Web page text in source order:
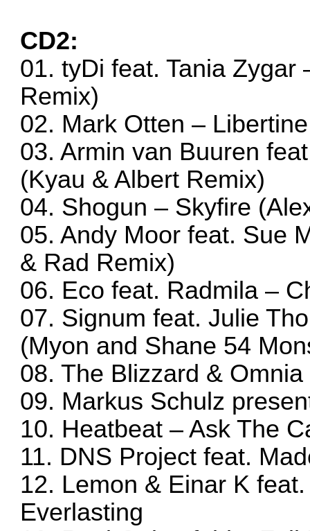
CD2:
01. tyDi feat. Tania
Remix)
02. Mark Otten – Libertine
03. Armin van Buuren
(Kyau & Albert Remix)
04. Shogun – Skyfire
05. Andy Moor feat. Sue
& Rad Remix)
06. Eco feat. Radmila –
07. Signum feat. Julie
(Myon and Shane 54
08. The Blizzard &
09. Markus Schulz
10. Heatbeat – Ask The
11. DNS Project feat.
12. Lemon & Einar K
Everlasting